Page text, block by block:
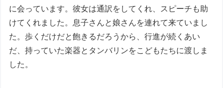
に会っています。彼女は通訳をしてくれ、スピーチも助
けてくれました。息子さんと娘さんを連れて来ていまし
た。歩くだけだと飽きるだろうから、行進が続くあい
だ、持っていた楽器とタンバリンをこどもたちに渡しま
した。